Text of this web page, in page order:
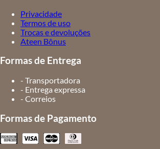
Privacidade
Termos de uso
Trocas e devoluções
Ateen Bônus
Formas de Entrega
- Transportadora
- Entrega expressa
- Correios
Formas de Pagamento